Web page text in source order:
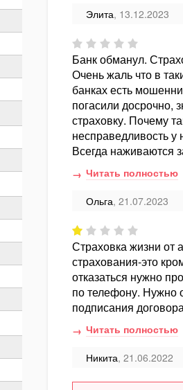
Элита, 13.12.2023
Банк обманул.
Очень жаль что в
банках есть
погасили досрочно,
страховку. Почему
несправедливость у
Всегда наживаются
Читать полностью
Ольга, 21.07.2023
Страховка жизни от
страхования-это
отказаться нужно
по телефону. Нужно
подписания
Читать полностью
Никита, 21.06.2022